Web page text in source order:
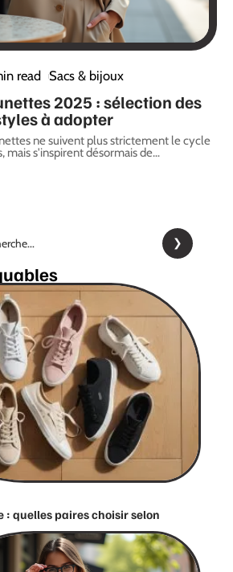
read Sacs & bijoux
2025 : sélection des
à adopter
ne suivent plus strictement le cycle
mais s'inspirent désormais de…
: quelles paires choisir selon